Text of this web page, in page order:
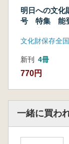
明日への文
号 特集 能
文化財保存全
新刊 4冊
770円
一緒に買わ